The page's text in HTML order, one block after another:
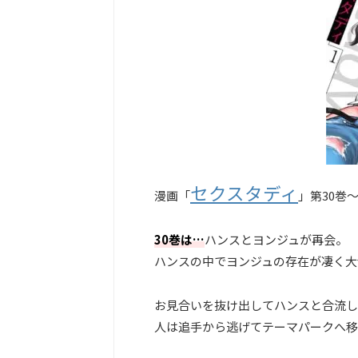
漫画「セクスタディ 」第30巻
30巻は…ハンスとヨンジュが再会。
ハンスの中でヨンジュの存在が凄く
お見合いを抜け出してハンスと合流
人は追手から逃げてテーマパークへ